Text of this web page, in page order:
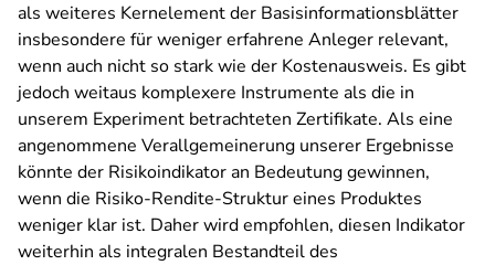
als weiteres Kernelement der Basisinformationsblätter
insbesondere für weniger erfahrene Anleger relevant,
wenn auch nicht so stark wie der Kostenausweis. Es gibt
jedoch weitaus komplexere Instrumente als die in
unserem Experiment betrachteten Zertifikate. Als eine
angenommene Verallgemeinerung unserer Ergebnisse
könnte der Risikoindikator an Bedeutung gewinnen,
wenn die Risiko-Rendite-Struktur eines Produktes
weniger klar ist. Daher wird empfohlen, diesen Indikator
weiterhin als integralen Bestandteil des